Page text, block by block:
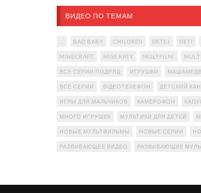
ВИДЕО ПО ТЕМАМ
BAD BABY CHILDREN DETEJ DETI
MINECRAFT MISS KATY MULTFILM.
ВСЕ СЕРИИ ПОДРЯД ИГРУШКИ
ВСЕ СЕРИИ ВІДЕОТЕЛЕФОН ДЕТСКИЙ
ИГРЫ ДЛЯ МАЛЬЧИКОВ КАМЕРОФОН
МНОГО ИГРУШЕК МУЛЬТИКИ ДЛЯ ДЕТЕЙ
НОВЫЕ МУЛЬТФИЛЬМЫ НОВЫЕ СЕРИИ
РАЗВИВАЮЩЕЕ ВИДЕО РАЗВИВАЮЩИЕ